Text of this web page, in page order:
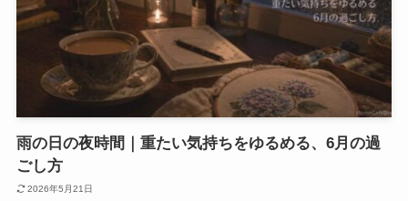
雨の日の夜時間｜重たい気持ちをゆるめる、6月の過
ごし方
2026年5月21日